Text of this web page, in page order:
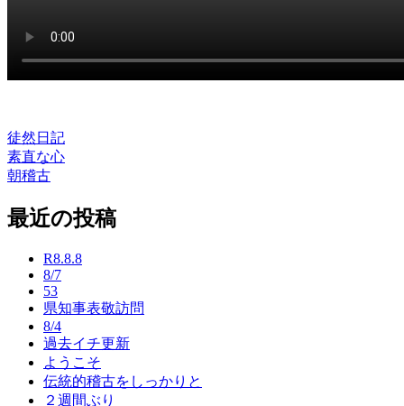
徒然日記
投
稿
ナ
素直な心
朝稽古
最近の投稿
R8.8.8
8/7
53
県知事表敬訪問
8/4
過去イチ更新
ようこそ
伝統的稽古をしっかりと
２週間ぶり